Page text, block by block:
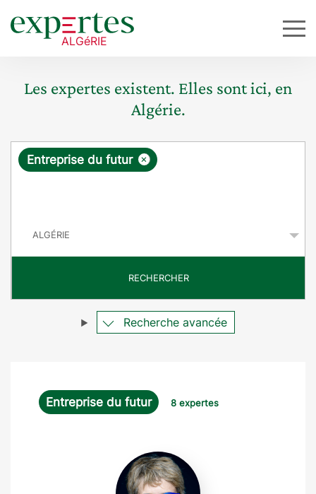
Les expertes existent. Elles sont ici, en
Algérie.
R
ê
e
×
Entreprise du futur
RECHERCHER
Recherche avancée
Entreprise du futur 8 expertes
Anne-
caroline
Paucot